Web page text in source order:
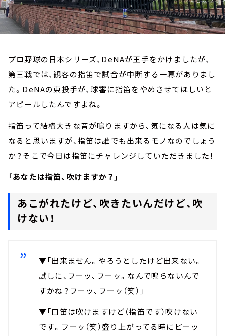
プロ野球の日本シリーズ、DeNAが王手をかけましたが、
第三戦では、観客の指笛で試合が中断する一幕がありまし
た。DeNAの東投手が、球審に指笛をやめさせてほしいと
アピールしたんですよね。
指笛って結構大きな音が鳴りますから、気になる人は気に
なると思いますが、指笛は誰でも出来るモノなのでしょう
か？そこで今日は指笛にチャレンジしていただきました！
「あなたは指笛、吹けますか？」
あこがれたけど、吹きたいんだけど、吹
けない！
▼「出来ません。やろうとしたけど出来ない。
試しに、フーッ、フーッ。なんで鳴らないんで
すかね？フーッ、フーッ（笑）」
▼「口笛は吹けますけど（指笛です）吹けない
です。フーッ（笑）盛り上がってる時にピーッ